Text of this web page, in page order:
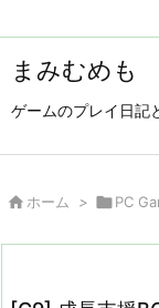
まみむめも
ゲームのプレイ日記
 ホーム > PC